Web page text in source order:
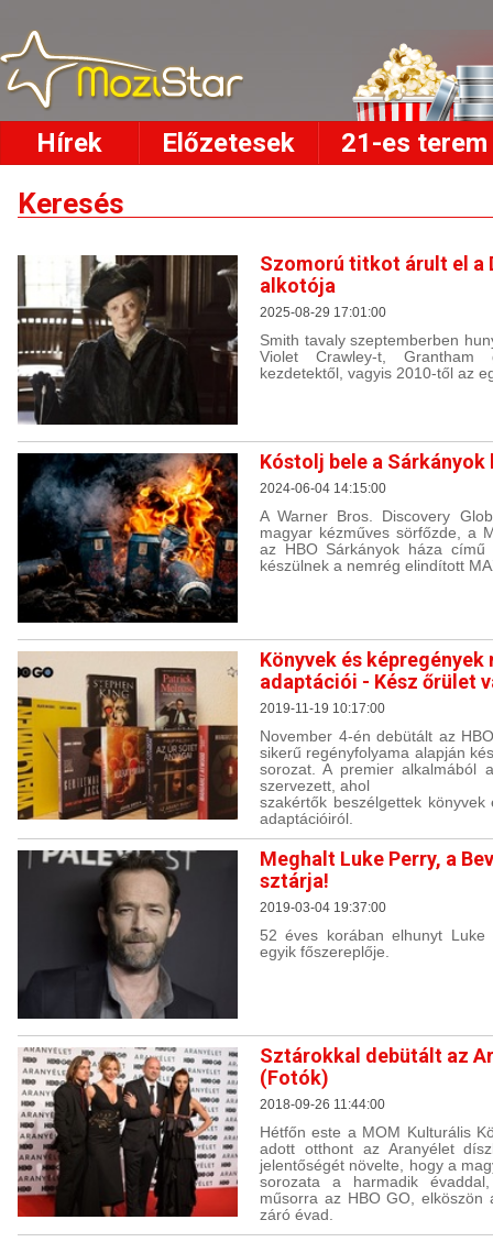
Hírek Előzetesek 21-es terem
Keresés
Szomorú titkot árult el a
alkotója
2025-08-29 17:01:00
Smith tavaly szeptemberben
Violet Crawley-t,
kezdetektől, vagyis 2010-től az
Kóstolj bele a Sárkányok
2024-06-04 14:15:00
A Warner Bros. Discovery
magyar kézműves sörfőzde, a
az HBO Sárkányok háza
készülnek a nemrég elindított
Könyvek és
adaptációi - Kész őrület
2019-11-19 10:17:00
November 4-én debütált az
sikerű regényfolyama alapján
sorozat. A premier alkalmából
szervezett, ahol
szakértők beszélgettek
adaptációiról.
Meghalt Luke Perry, a
sztárja!
2019-03-04 19:37:00
52 éves korában elhunyt
egyik főszereplője.
Sztárokkal debütált az
(Fotók)
2018-09-26 11:44:00
Hétfőn este a MOM Kulturális
adott otthont az Aranyélet
jelentőségét növelte, hogy a
sorozata a harmadik
műsorra az HBO GO,
záró évad.